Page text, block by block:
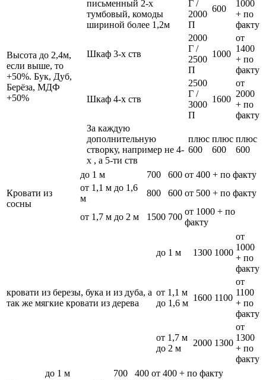
Высота до 2,4м,
если выше, то
+50%. Бук, Дуб,
Берёза, МДФ
+50%
письменный 2-х
тумбовый, комоды
шириной более 1,2м
Г /
2000
П
600
1000
+ по
факту
Шкаф 3-х ств
2000
Г /
2500
П
1000
от
1400
+ по
факту
Шкаф 4-х ств
2500
Г /
3000
П
1600
от
2000
+ по
факту
За каждую
дополнительную
створку, например не 4-
х , а 5-ти ств
плюс
600
плюс
600
плюс
600
Кровати из
сосны
до 1 м 700 600 от 400 + по факту
от 1,1 м до 1,6
м
800 600 от 500 + по факту
от 1,7 м до 2 м 1500 700
от 1000 + по
факту
кровати из березы, бука и из дуба, а
так же мягкие кровати из дерева
до 1 м 1300 1000
от
1000
+ по
факту
от 1,1 м
до 1,6 м
1600 1100
от
1100
+ по
факту
от 1,7 м
до 2 м
2000 1300
от
1300
+ по
факту
до 1 м 700 400 от 400 + по факту